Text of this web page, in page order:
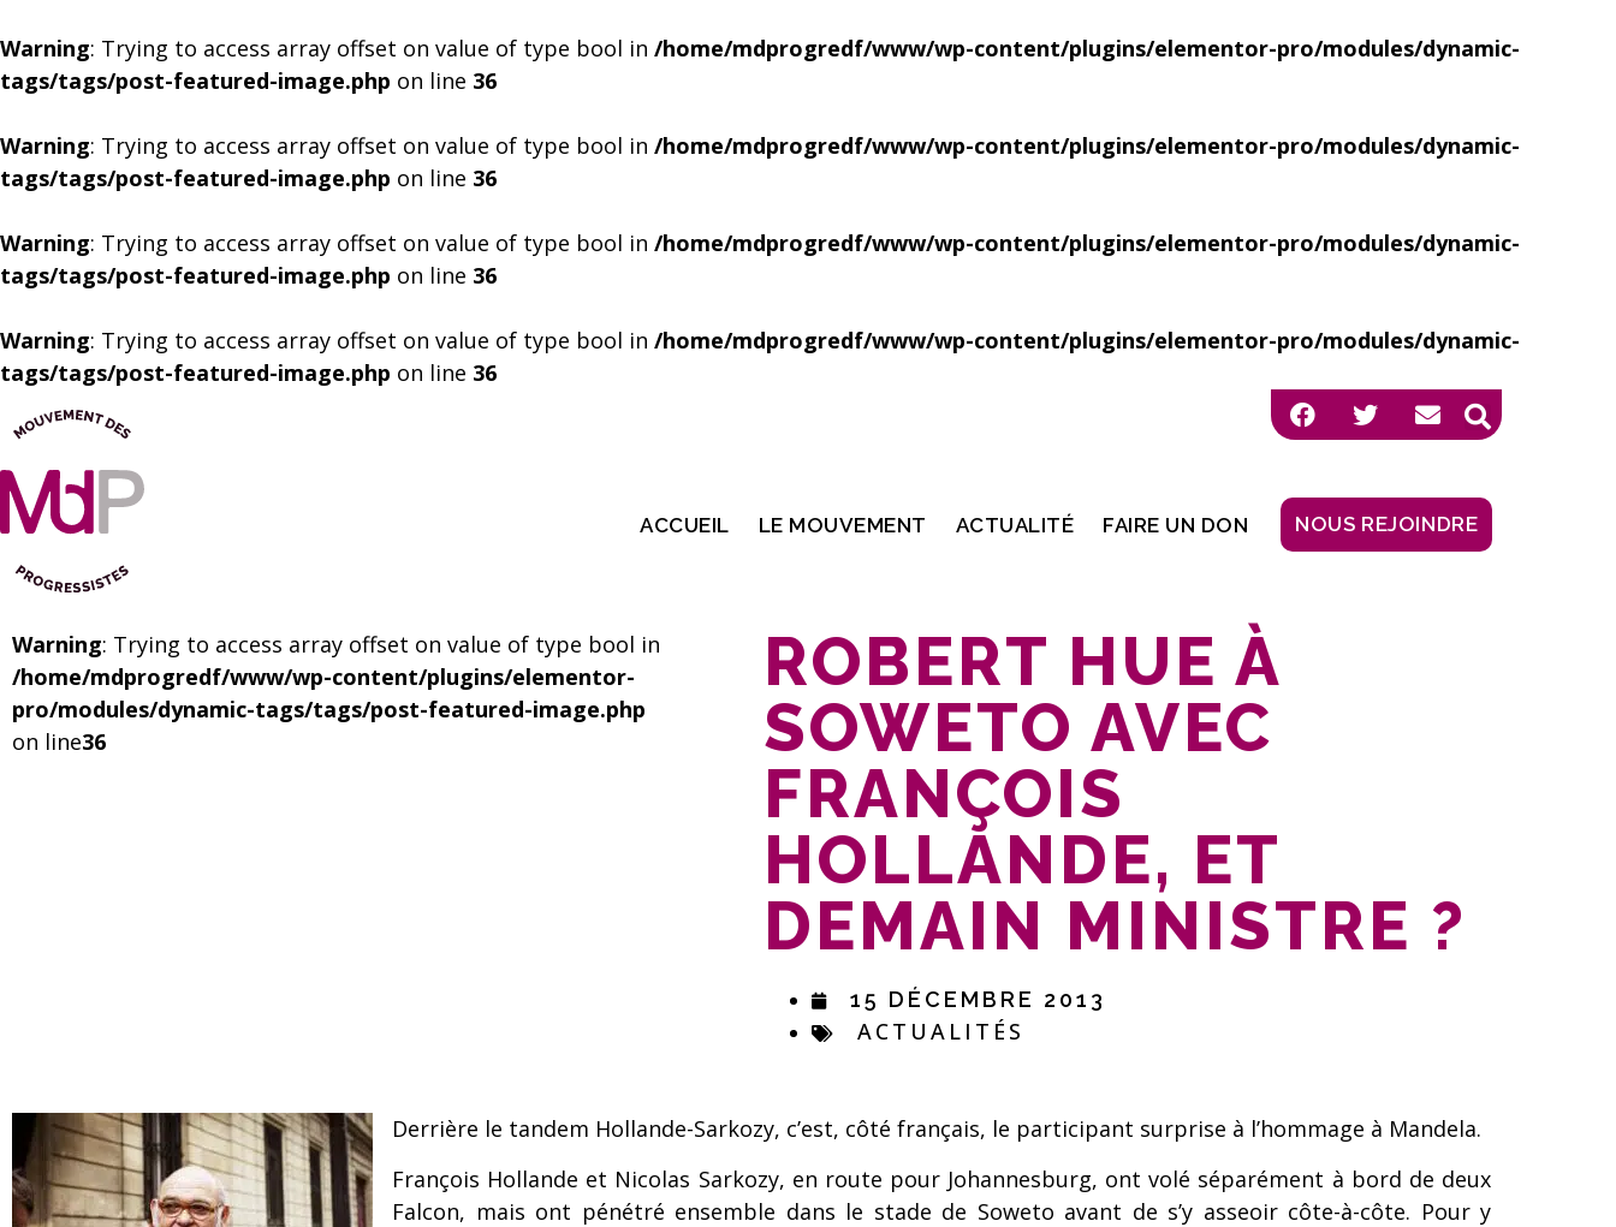
Warning: Trying to access array offset on value of type bool in /home/mdprogredf/www/wp-content/plugins/elementor-pro/modules/dynamic-
tags/tags/post-featured-image.php on line 36
Warning: Trying to access array offset on value of type bool in /home/mdprogredf/www/wp-content/plugins/elementor-pro/modules/dynamic-
tags/tags/post-featured-image.php on line 36
Warning: Trying to access array offset on value of type bool in /home/mdprogredf/www/wp-content/plugins/elementor-pro/modules/dynamic-
tags/tags/post-featured-image.php on line 36
Warning: Trying to access array offset on value of type bool in /home/mdprogredf/www/wp-content/plugins/elementor-pro/modules/dynamic-
tags/tags/post-featured-image.php on line 36
ACCUEIL LE MOUVEMENT ACTUALITÉ FAIRE UN DON NOUS REJOINDRE
Warning: Trying to access array offset on value of type bool in
/home/mdprogredf/www/wp-content/plugins/elementor-
pro/modules/dynamic-tags/tags/post-featured-image.php
on line36
ROBERT HUE À
SOWETO AVEC
FRANÇOIS
HOLLANDE, ET
DEMAIN MINISTRE ?
15 DÉCEMBRE 2013
ACTUALITÉS
Derrière le tandem Hollande-Sarkozy, c’est, côté français, le participant surprise à l’hommage à Mandela.
François Hollande et Nicolas Sarkozy, en route pour Johannesburg, ont volé séparément à bord de deux
Falcon, mais ont pénétré ensemble dans le stade de Soweto avant de s’y asseoir côte-à-côte. Pour y